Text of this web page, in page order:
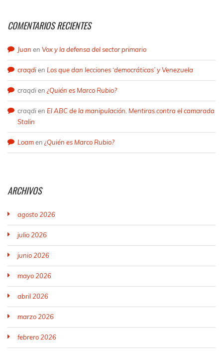
COMENTARIOS RECIENTES
Juan en Vox y la defensa del sector primario
craqdien Los que dan lecciones ‘democráticas’ y Venezuela
craqdien ¿Quién es Marco Rubio?
craqdien El ABC de la manipulación. Mentiras contra el camarada
Stalin
Loamen ¿Quién es Marco Rubio?
ARCHIVOS
agosto 2026
julio 2026
junio 2026
mayo 2026
abril 2026
marzo 2026
febrero 2026